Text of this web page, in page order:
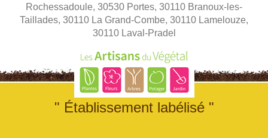
Rochessadoule, 30530 Portes, 30110 Branoux-les-
Taillades, 30110 La Grand-Combe, 30110 Lamelouze,
30110 Laval-Pradel
" Établissement labélisé "